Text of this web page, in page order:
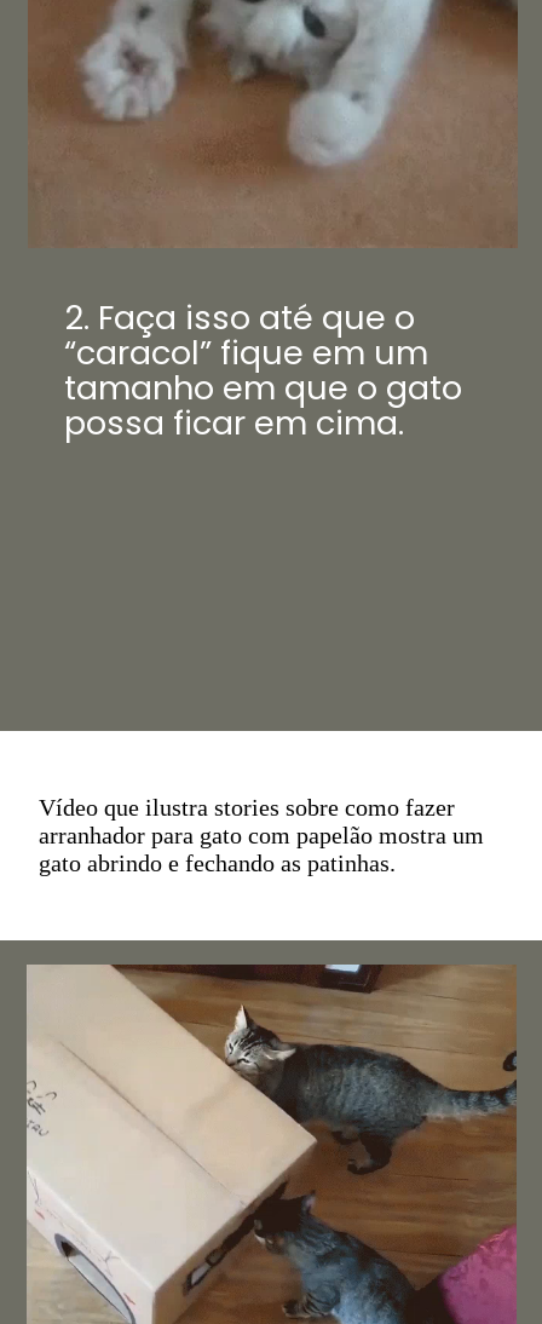
2. Faça isso até que o
“caracol” fique em um
tamanho em que o gato
possa ficar em cima.
Vídeo que ilustra stories sobre como fazer
arranhador para gato com papelão mostra um
gato abrindo e fechando as patinhas.